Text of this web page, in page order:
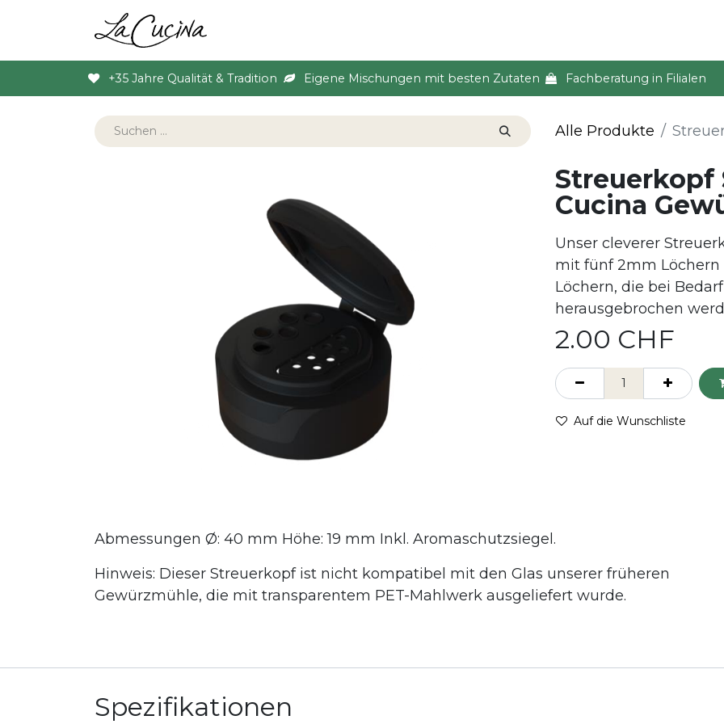
+35 Jahre Qualität & Tradition Eigene Mischungen mit besten Zutaten Fachberatung in Filialen
Alle Produkte
Streuerkopf
Cucina
Unser cleverer
mit fünf 2mm
Löchern, die bei
herausgebrochen
2.00 CHF
Auf die Wunschliste
Abmessungen Ø: 40 mm Höhe: 19 mm Inkl. Aromaschutzsiegel.
Hinweis: Dieser Streuerkopf ist nicht kompatibel mit den Glas unserer früheren
Gewürzmühle, die mit transparentem PET-Mahlwerk ausgeliefert wurde.
Spezifikationen